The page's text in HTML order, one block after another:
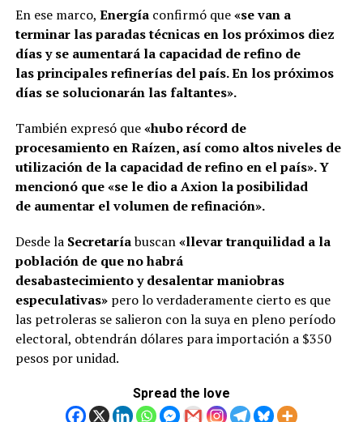
En ese marco, Energía confirmó que«se van a
terminar las paradas técnicas en los próximos diez
días y se aumentará la capacidad de refino de
las principales refinerías del país. En los próximos
días se solucionarán las faltantes».
También expresó que«hubo récord de
procesamiento en Raízen, así como altos niveles de
utilización de la capacidad de refino en el país». Y
mencionó que «se le dio a Axion la posibilidad
de aumentar el volumen de refinación».
Desde la Secretaríabuscan«llevar tranquilidad a la
población de que no habrá
desabastecimiento y desalentar maniobras
especulativas»pero lo verdaderamente cierto es que
las petroleras se salieron con la suya en pleno período
electoral, obtendrán dólares para importación a $350
pesos por unidad.
Spread the love